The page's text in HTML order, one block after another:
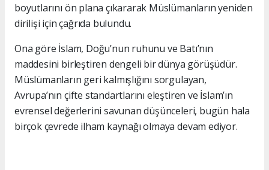
boyutlarını ön plana çıkararak Müslümanların yeniden
dirilişi için çağrıda bulundu.
Ona göre İslam, Doğu’nun ruhunu ve Batı’nın
maddesini birleştiren dengeli bir dünya görüşüdür.
Müslümanların geri kalmışlığını sorgulayan,
Avrupa’nın çifte standartlarını eleştiren ve İslam’ın
evrensel değerlerini savunan düşünceleri, bugün hala
birçok çevrede ilham kaynağı olmaya devam ediyor.